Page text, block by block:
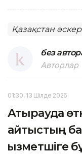
Қазақстан
без
Авторлар
01:30, 13 Шілде 2026
Атырауда
айтыстың
қызметшіге